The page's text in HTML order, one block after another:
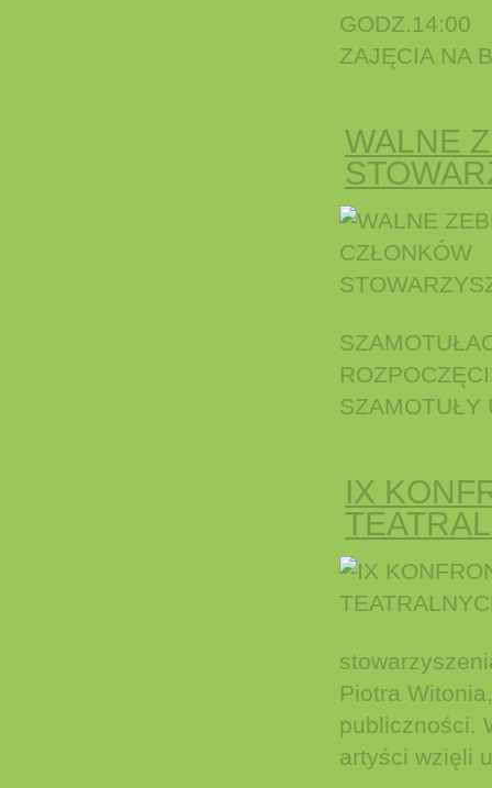
GODZ.14:00
ZAJĘCIA NA
WALNE
IX
Piotra
publiczności.
artyści wzięli